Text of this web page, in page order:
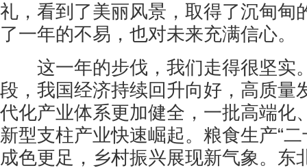
礼，看到了美丽风景，取得了沉甸甸
了一年的不易，也对未来充满信心。
这一年的步伐，我们走得很坚实
段，我国经济持续回升向好，高质量
代化产业体系更加健全，一批高端化
新型支柱产业快速崛起。粮食生产“
成色更足，乡村振兴展现新气象。东